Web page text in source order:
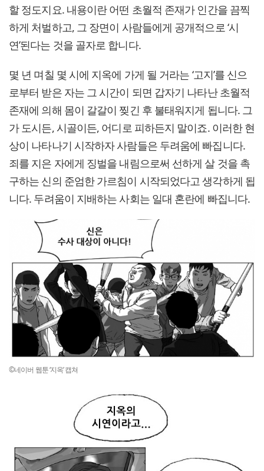
할 정도지요. 내용이란 어떤 초월적 존재가 인간을 끔찍
하게 처벌하고, 그 장면이 사람들에게 공개적으로 ‘시
연’된다는 것을 골자로 합니다.
몇 년 며칠 몇 시에 지옥에 가게 될 거라는 ‘고지’를 신으
로부터 받은 자는 그 시간이 되면 갑자기 나타난 초월적
존재에 의해 몸이 갈갈이 찢긴 후 불태워지게 됩니다. 그
가 도시든, 시골이든, 어디로 피하든지 말이죠. 이러한 현
상이 나타나기 시작하자 사람들은 두려움에 빠집니다.
죄를 지은 자에게 징벌을 내림으로써 선하게 살 것을 촉
구하는 신의 준엄한 가르침이 시작되었다고 생각하게 됩
니다. 두려움이 지배하는 사회는 일대 혼란에 빠집니다.
©네이버 웹툰 ‘지옥’ 캡쳐